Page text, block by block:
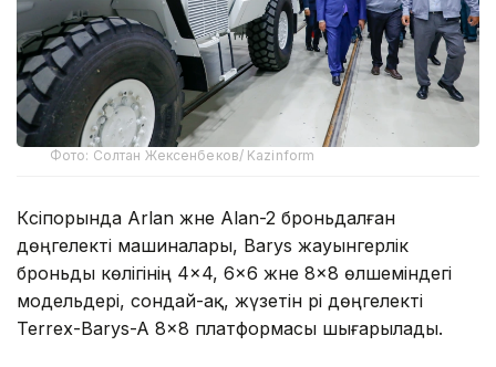
Фото: Солтан Жексенбеков/ Kazinform
Кәсіпорында Arlan және Alan-2 броньдалған
дөңгелекті машиналары, Barys жауынгерлік
броньды көлігінің 4×4, 6×6 және 8×8 өлшеміндегі
модельдері, сондай-ақ, жүзетін әрі дөңгелекті
Terrex-Barys-A 8×8 платформасы шығарылады.